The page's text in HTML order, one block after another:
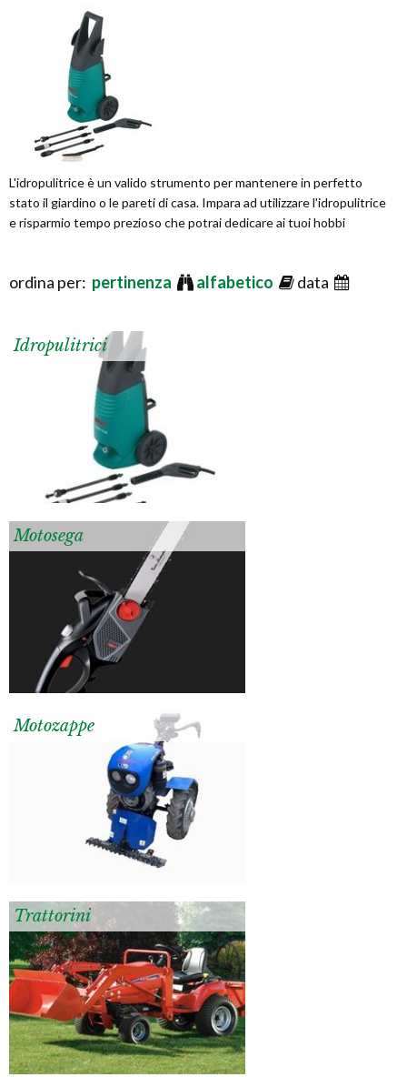
L'idropulitrice è un valido strumento per mantenere in perfetto
stato il giardino o le pareti di casa. Impara ad utilizzare l'idropulitrice
e risparmio tempo prezioso che potrai dedicare ai tuoi hobbi
ordina per: pertinenza alfabetico data
Idropulitrici
Motosega
Motozappe
Trattorini